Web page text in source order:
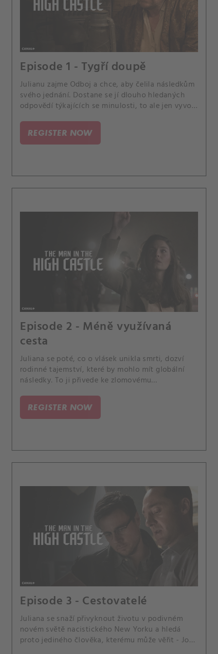
Episode 1 - Tygří doupě
Julianu zajme Odboj a chce, aby čelila následkům
svého jednání. Dostane se jí dlouho hledaných
odpovědí týkajících se minulosti, to ale jen vyvolá
není jen ta její.
REGISTER NOW
Episode 2 - Méně využívaná
cesta
Juliana se poté, co o vlásek unikla smrti, dozví
rodinné tajemství, které by mohlo mít globální
následky. To ji přivede ke zlomovému
riskují, zatímco Joe, který už je v New Yorku, se
vrací k normálnímu životu.
REGISTER NOW
Episode 3 - Cestovatelé
Juliana se snaží přivyknout životu v podivném
novém světě nacistického New Yorku a hledá
proto jediného člověka, kterému může věřit - Joea